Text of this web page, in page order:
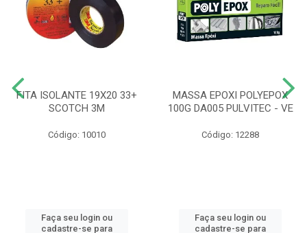
FITA ISOLANTE 19X20 33+
SCOTCH 3M
Código: 10010
Faça seu login ou
cadastre-se para
MASSA EPOXI POLYEPOX
100G DA005 PULVITEC - VE
Código: 12288
Faça seu login ou
cadastre-se para